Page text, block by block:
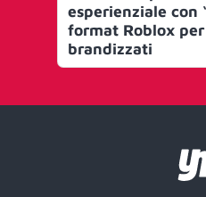
esperienziale con
format Roblox
brandizzati